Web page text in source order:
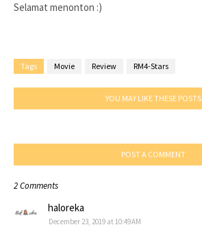
Selamat menonton :)
Tags Movie Review RM4-Stars
YOU MAY LIKE THESE POSTS
POST A COMMENT
2 Comments
haloreka
December 23, 2019 at 10:49 AM